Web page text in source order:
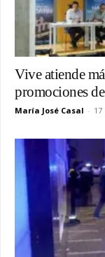
Vive atiende
promociones
María José Casal -